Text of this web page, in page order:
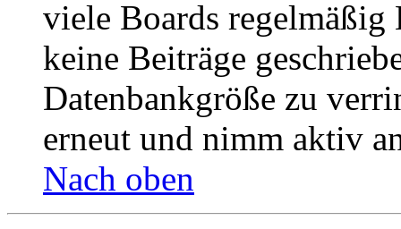
viele Boards
keine Beiträge
Datenbankgröße zu
erneut und nimm aktiv
Nach oben